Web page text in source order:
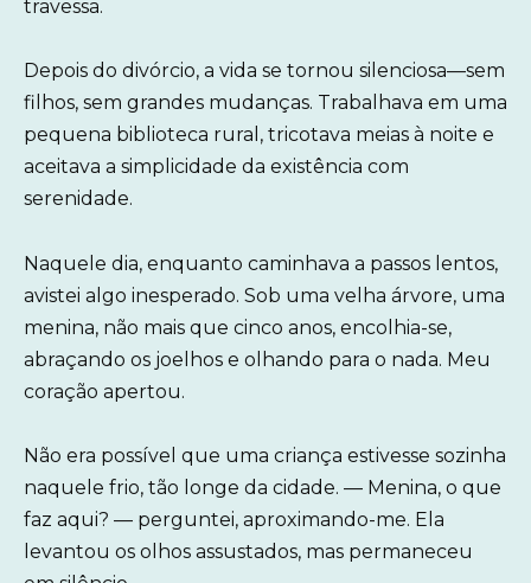
travessa.
Depois do divórcio, a vida se tornou silenciosa—sem
filhos, sem grandes mudanças. Trabalhava em uma
pequena biblioteca rural, tricotava meias à noite e
aceitava a simplicidade da existência com
serenidade.
Naquele dia, enquanto caminhava a passos lentos,
avistei algo inesperado. Sob uma velha árvore, uma
menina, não mais que cinco anos, encolhia-se,
abraçando os joelhos e olhando para o nada. Meu
coração apertou.
Não era possível que uma criança estivesse sozinha
naquele frio, tão longe da cidade. — Menina, o que
faz aqui? — perguntei, aproximando-me. Ela
levantou os olhos assustados, mas permaneceu